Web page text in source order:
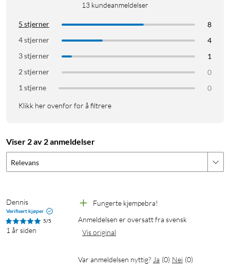
13 kundeanmeldelser
5 stjerner
8
4 stjerner
4
3 stjerner
1
2 stjerner
0
1 stjerne
0
Klikk her ovenfor for å filtrere
Viser 2 av 2 anmeldelser
Relevans
Dennis
Verifisert kjøper
5/5
1 år siden
Fungerte kjempebra!
Anmeldelsen er oversatt fra svensk
Vis original
Var anmeldelsen nyttig? Ja (0) Nei (0)